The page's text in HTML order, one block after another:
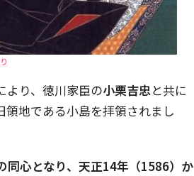
より、徳川家臣の小栗吉忠と共に
地である小島を拝領されまし
同心となり、天正14年（1586）か